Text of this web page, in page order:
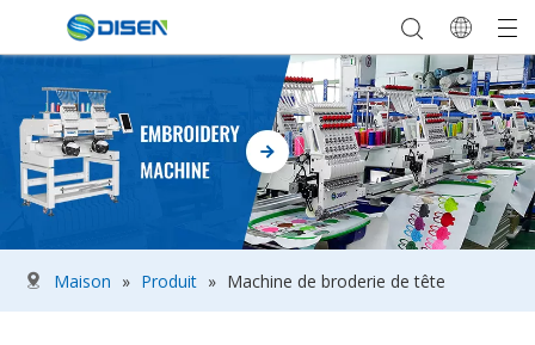
Maison » Produit » Machine de broderie de tête